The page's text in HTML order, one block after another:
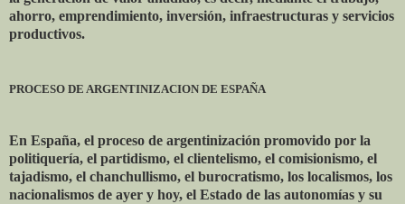
ahorro, emprendimiento, inversión, infraestructuras y servicios
productivos.
PROCESO DE ARGENTINIZACION DE ESPAÑA
En España, el proceso de argentinización promovido por la
politiquería, el partidismo, el clientelismo, el comisionismo, el
tajadismo, el chanchullismo, el burocratismo, los localismos, los
nacionalismos de ayer y hoy, el Estado de las autonomías y su